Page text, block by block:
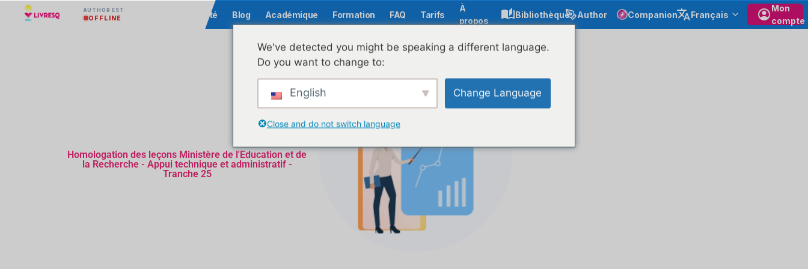
AUTHOR EST
OFFLINE Communauté Blog Académique Formation FAQ Tarifs
À
propos
Bibliothèque Author Companion Français
Mon
compte
Homologation des leçons Ministère de l'Education et de
la Recherche - Appui technique et administratif -
Tranche 25
We've detected you might be speaking a different language.
Do you want to change to:
English Change Language
Close and do not switch language